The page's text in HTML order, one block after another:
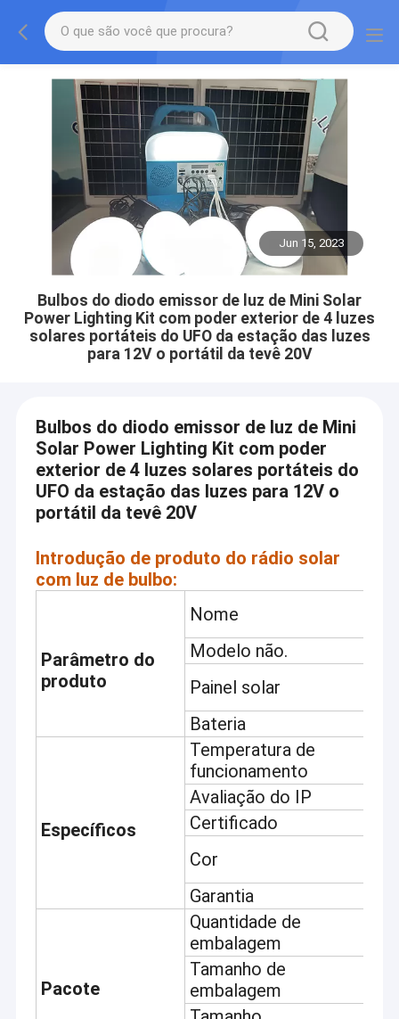
Jun 15, 2023
Bulbos do diodo emissor de luz de Mini Solar
Power Lighting Kit com poder exterior de 4 luzes
solares portáteis do UFO da estação das luzes
para 12V o portátil da tevê 20V
Bulbos do diodo emissor de luz de Mini
Solar Power Lighting Kit com poder
exterior de 4 luzes solares portáteis do
UFO da estação das luzes para 12V o
portátil da tevê 20V
Introdução de produto do rádio solar
com luz de bulbo:
Parâmetro do
produto
Nome
Modelo não.
Painel solar
Bateria
Específicos
Temperatura de
funcionamento
Avaliação do IP
Certificado
Cor
Garantia
Pacote
Quantidade de
embalagem
Tamanho de
embalagem